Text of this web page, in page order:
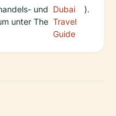
und
unter The
Dubai
Travel
Guide
).